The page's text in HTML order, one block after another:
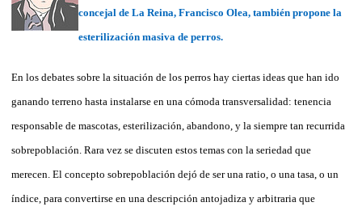
concejal de La Reina, Francisco Olea, también propone la
esterilización masiva de perros.
En los debates sobre la situación de los perros hay ciertas ideas que han ido
ganando terreno hasta instalarse en una cómoda transversalidad: tenencia
responsable de mascotas, esterilización, abandono, y la siempre tan recurrida
sobrepoblación. Rara vez se discuten estos temas con la seriedad que
merecen. El concepto sobrepoblación dejó de ser una ratio, o una tasa, o un
índice, para convertirse en una descripción antojadiza y arbitraria que